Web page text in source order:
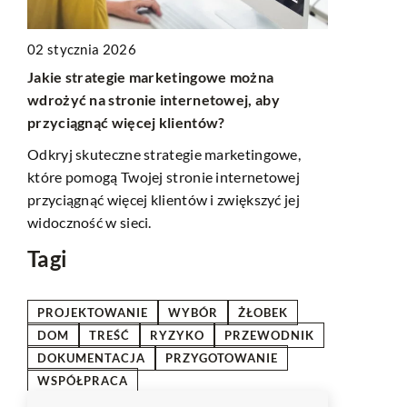
02 stycznia 2026
Jakie strategie marketingowe można
wdrożyć na stronie internetowej, aby
przyciągnąć więcej klientów?
Odkryj skuteczne strategie marketingowe,
które pomogą Twojej stronie internetowej
przyciągnąć więcej klientów i zwiększyć jej
widoczność w sieci.
Tagi
PROJEKTOWANIE WYBÓR
ŻŁOBEK
DOM
TREŚĆ RYZYKO
PRZEWODNIK
DOKUMENTACJA
PRZYGOTOWANIE
WSPÓŁPRACA